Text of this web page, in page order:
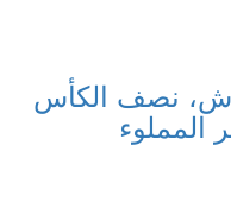
نصف الكأس